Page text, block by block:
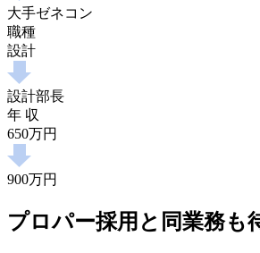
大手ゼネコン
職種
設計
設計部長
年 収
650万円
900万円
プロパー採用と同業務も